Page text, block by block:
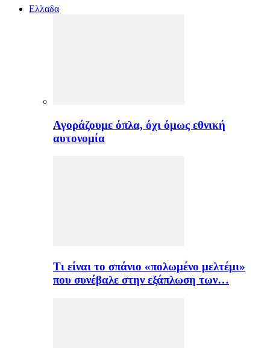
Ελλαδα
Αγοράζουμε όπλα, όχι όμως εθνική
αυτονομία
Τι είναι το σπάνιο «πολωμένο μελτέμι»
που συνέβαλε στην εξάπλωση των…